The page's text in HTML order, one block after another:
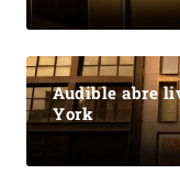
Audible abre
York